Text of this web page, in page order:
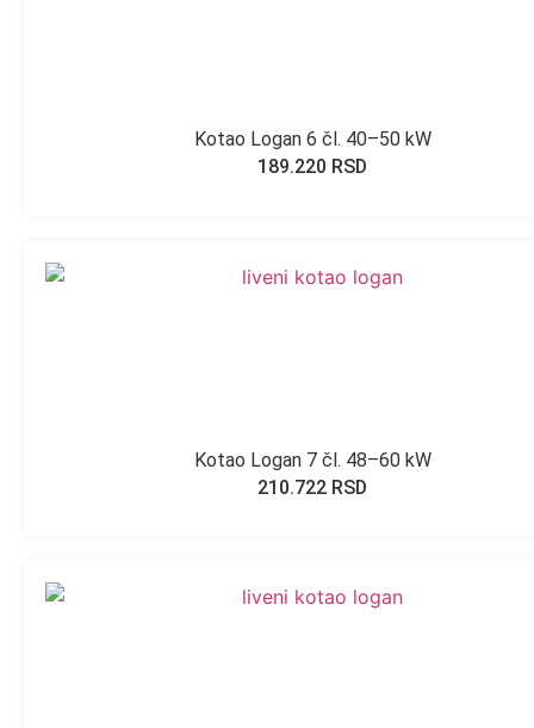
Kotao Logan 6 čl. 40–50 kW
189.220 RSD
Kotao Logan 7 čl. 48–60 kW
210.722 RSD